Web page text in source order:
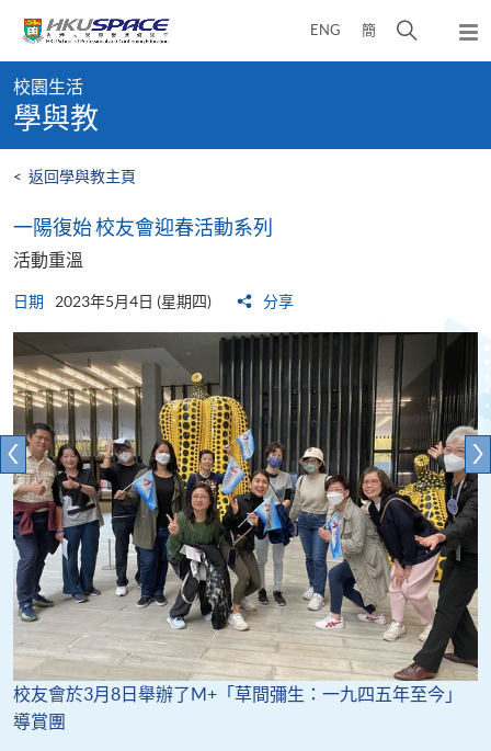
content
ENG 簡
開
彈
出
content
start
校園生活
學與教
< 返回學與教主頁
一陽復始 校友會迎春活動系列
活動重溫
日期 2023年5月4日 (星期四) 分享
校友會於3月8日舉辦了M+「草間彌生：一九四五年至今」
導賞團